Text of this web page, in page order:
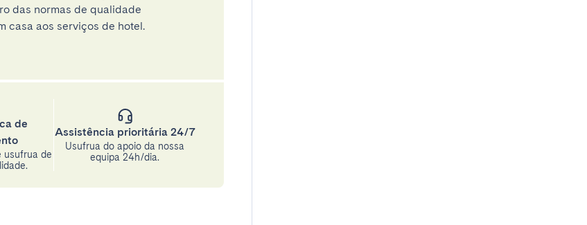
das normas de qualidade
casa aos serviços de hotel.
de
usufrua de
Assistência prioritária 24/7
Usufrua do apoio da nossa
equipa 24h/dia.